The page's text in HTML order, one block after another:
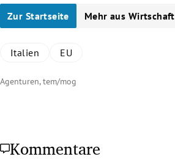
Zur Startseite Mehr aus Wirtschaft
Italien EU
Agenturen, tem/mog
Kommentare